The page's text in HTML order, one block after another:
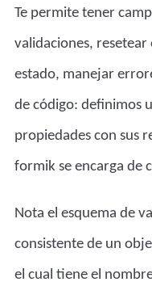
Te permite tener
validaciones,
estado, manejar
de código: definimos
propiedades con sus
formik se encarga de
Nota el esquema de
consistente de un
el cual tiene el